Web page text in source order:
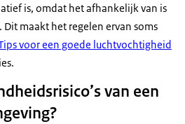
is, omdat het afhankelijk van is
maakt het regelen ervan soms
voor een goede luchtvochtigheid
van een